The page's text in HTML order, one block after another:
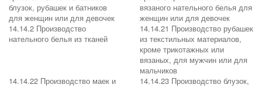
блузок, рубашек и батников
для женщин или для девочек
вязаного нательного белья для
женщин или для девочек
14.14.2 Производство
нательного белья из тканей
14.14.21 Производство рубашек
из текстильных материалов,
кроме трикотажных или
вязаных, для мужчин или для
мальчиков
14.14.22 Производство маек и
14.14.23 Производство блузок,